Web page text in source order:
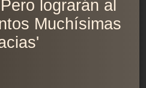
lograrán al
Muchísimas